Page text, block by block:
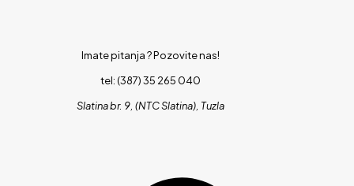
Imate pitanja ?Pozovite nas!
tel: (387) 35 265 040
Slatina br. 9, (NTC Slatina), Tuzla